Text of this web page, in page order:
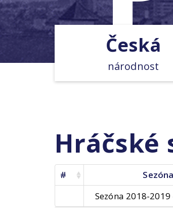
Česká
národnost
# Sezóna
Sezóna 2018-